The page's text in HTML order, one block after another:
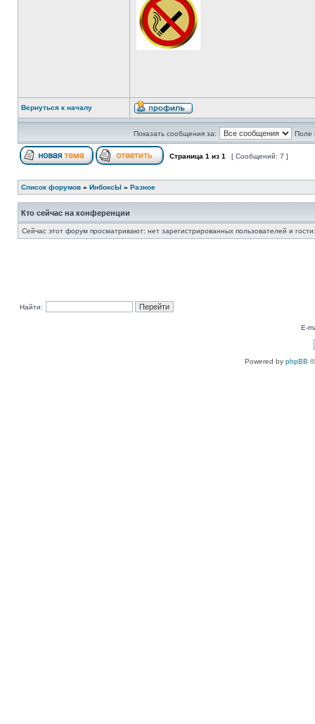
Вернуться к началу
Показать сообщения за: Поле
Страница 1 из 1 [ Сообщений: 7 ]
Список форумов » ИнбоксЫ » Разное
Кто сейчас на конференции
Сейчас этот форум просматривают: нет зарегистрированных пользователей и
Найти:
E-
Powered by phpBB